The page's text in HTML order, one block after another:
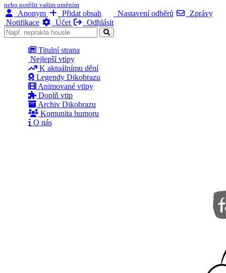
nebo potěšit vašim uměním
Anonym Přidat obsah Nastavení odběrů
Zprávy
Notifikace
Účet Odhlásit
Titulní strana
Nejlepší vtipy
K aktuálnímu dění
Legendy Dikobrazu
Animované vtipy
Doplň vtip
Archiv Dikobrazu
Komunita humoru
O nás